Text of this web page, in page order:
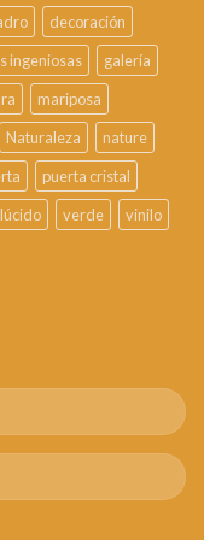
decoración
ingeniosas
galería
mariposa
Naturaleza
nature
puerta cristal
verde
vinilo